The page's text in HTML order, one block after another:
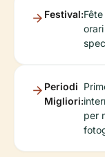
Festival:
Periodi
Migliori:
per